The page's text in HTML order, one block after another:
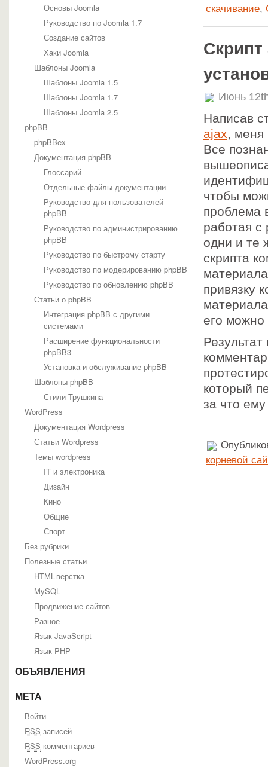
Основы Joomla
Руководство по Joomla 1.7
Создание сайтов
Хаки Joomla
Шаблоны Joomla
Шаблоны Joomla 1.5
Шаблоны Joomla 1.7
Шаблоны Joomla 2.5
phpBB
phpBBex
Документация phpBB
Глоссарий
Отдельные файлы документации
Руководство для пользователей
phpBB
Руководство по администрированию
phpBB
Руководство по быстрому старту
Руководство по модерированию phpBB
Руководство по обновлению phpBB
Статьи о phpBB
Интеграция phpBB с другими
системами
Расширение функциональности
phpBB3
Установка и обслуживание phpBB
Шаблоны phpBB
Стили Трушкина
WordPress
Документация Wordpress
Статьи Wordpress
Темы wordpress
IT и электроника
Дизайн
Кино
Общие
Спорт
Без рубрики
Полезные статьи
HTML-верстка
MySQL
Продвижение сайтов
Разное
Язык JavaScript
Язык PHP
ОБЪЯВЛЕНИЯ
МЕТА
Войти
RSS записей
RSS комментариев
WordPress.org
скачивание,
Июнь
Написав
ajax, меня
Все
чтобы
проблема
работая с
одни и те
скрипта
привязку
его можно
который
за что
корневой